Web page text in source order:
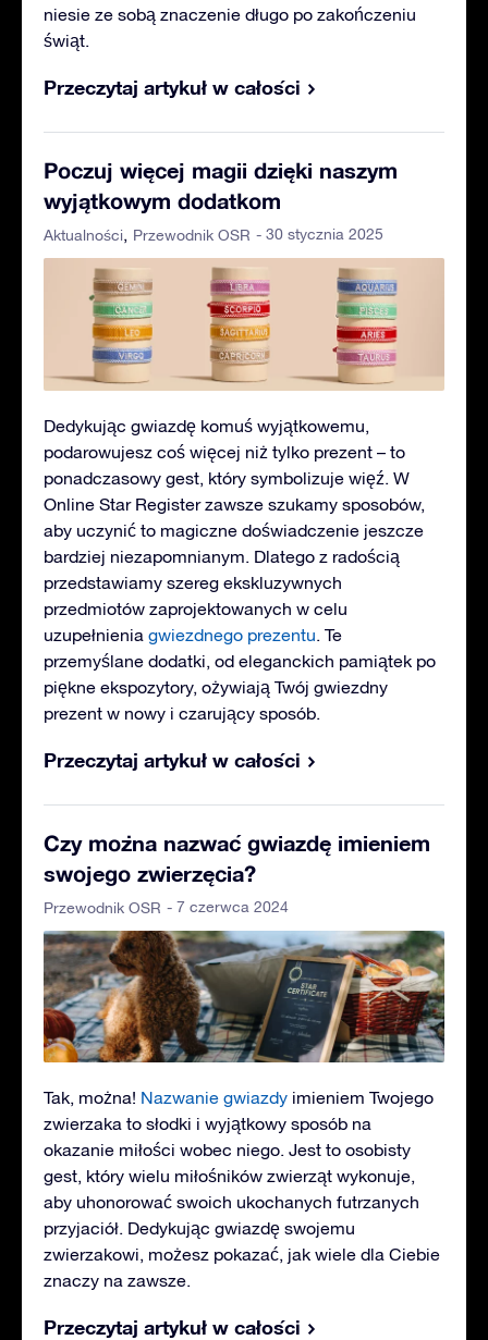
niesie ze sobą znaczenie długo po zakończeniu
świąt.
Przeczytaj artykuł w całości
Poczuj więcej magii dzięki naszym
wyjątkowym dodatkom
Aktualności Przewodnik OSR - 30 stycznia 2025
Dedykując gwiazdę komuś wyjątkowemu,
podarowujesz coś więcej niż tylko prezent – to
ponadczasowy gest, który symbolizuje więź. W
Online Star Register zawsze szukamy sposobów,
aby uczynić to magiczne doświadczenie jeszcze
bardziej niezapomnianym. Dlatego z radością
przedstawiamy szereg ekskluzywnych
przedmiotów zaprojektowanych w celu
uzupełnienia gwiezdnego prezentu . Te
przemyślane dodatki, od eleganckich pamiątek po
piękne ekspozytory, ożywiają Twój gwiezdny
prezent w nowy i czarujący sposób.
Przeczytaj artykuł w całości
Czy można nazwać gwiazdę imieniem
swojego zwierzęcia?
Przewodnik OSR - 7 czerwca 2024
Tak, można! Nazwanie gwiazdy imieniem Twojego
zwierzaka to słodki i wyjątkowy sposób na
okazanie miłości wobec niego. Jest to osobisty
gest, który wielu miłośników zwierząt wykonuje,
aby uhonorować swoich ukochanych futrzanych
przyjaciół. Dedykując gwiazdę swojemu
zwierzakowi, możesz pokazać, jak wiele dla Ciebie
znaczy na zawsze.
Przeczytaj artykuł w całości